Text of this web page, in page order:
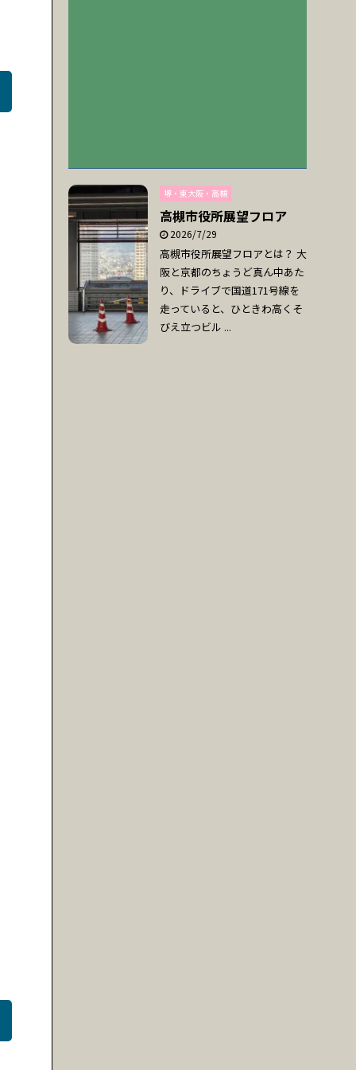
堺・東大阪・高槻
高槻市役所展望フロア
2026/7/29
高槻市役所展望フロアとは？ 大
阪と京都のちょうど真ん中あた
り、ドライブで国道171号線を
走っていると、ひときわ高くそ
びえ立つビル ...